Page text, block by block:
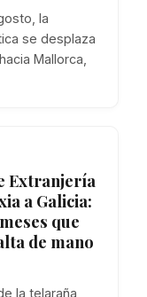
la
se desplaza
Mallorca,
Extranjería
a Galicia:
que
de mano
la telaraña